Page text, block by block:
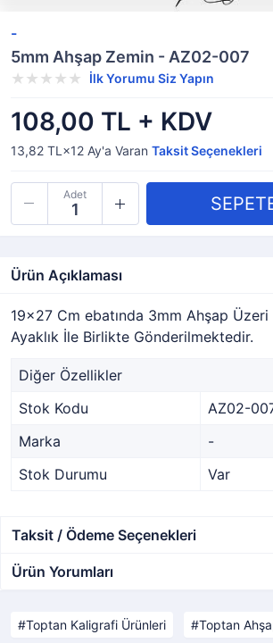
-
5mm Ahşap Zemin - AZ02-007
İlk Yorumu Siz Yapın
108,00 TL + KDV
13,82 TL×12 Ay'a Varan Taksit Seçenekleri
Adet
Ürün Açıklaması
19x27 Cm ebatında 3mm Ahşap Üzeri
Ayaklık İle Birlikte Gönderilmektedir.
Diğer Özellikler
Stok Kodu
AZ02-
Marka
-
Stok Durumu
Var
Taksit / Ödeme Seçenekleri
Ürün Yorumları
Toptan Kaligrafi Ürünleri Toptan